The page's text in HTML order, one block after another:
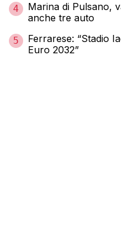
4
Marina di Pulsano,
anche tre auto
5
Ferrarese: “Stadio
Euro 2032”